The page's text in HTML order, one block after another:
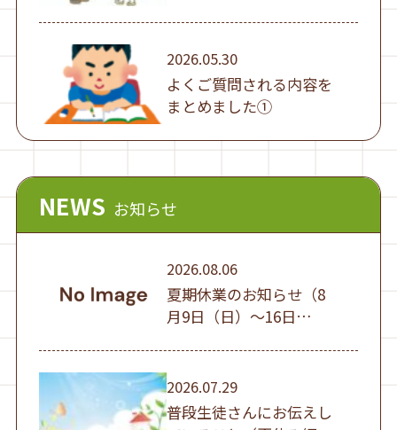
2026.05.30
よくご質問される内容を
まとめました①
NEWS お知らせ
2026.08.06
夏期休業のお知らせ（8
月9日（日）～16日
2026.07.29
普段生徒さんにお伝えし